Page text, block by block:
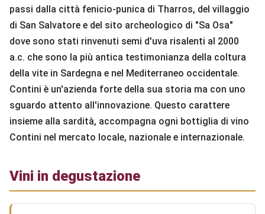
passi dalla città fenicio-punica di Tharros, del villaggio
di San Salvatore e del sito archeologico di "Sa Osa"
dove sono stati rinvenuti semi d'uva risalenti al 2000
a.c. che sono la più antica testimonianza della coltura
della vite in Sardegna e nel Mediterraneo occidentale.
Contini è un'azienda forte della sua storia ma con uno
sguardo attento all'innovazione. Questo carattere
insieme alla sardità, accompagna ogni bottiglia di vino
Contini nel mercato locale, nazionale e internazionale.
Vini in degustazione